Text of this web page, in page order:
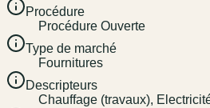
Procédure
Procédure Ouverte
Type de marché
Fournitures
Descripteurs
Chauffage (travaux),